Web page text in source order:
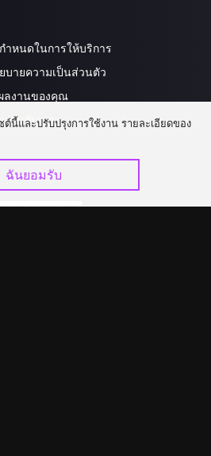
ำหนดในการให้บริการ
บายความเป็นส่วนตัว
ลงานของคุณ
งานกับเรา
ต์นี้และปรับปรุงการใช้งาน รายละเอียดของ
ฉันยอมรับ